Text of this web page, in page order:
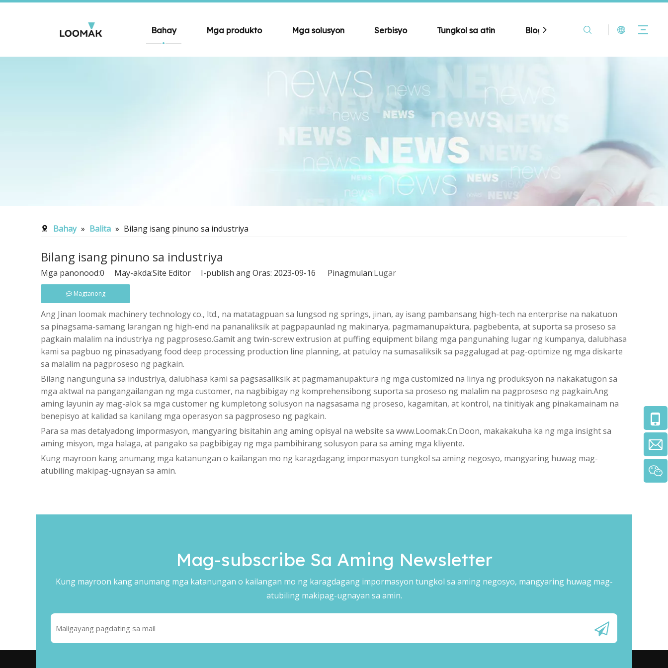
Bahay Mga produkto Mga solusyon Serbisyo Tungkol sa atin Blog Makipag-ugnayan sa
Bahay » Balita » Bilang isang pinuno sa industriya
Bilang isang pinuno sa industriya
Mga panonood:0 May-akda:Site Editor I-publish ang Oras: 2023-09-16 Pinagmulan:Lugar
Magtanong
Ang Jinan loomak machinery technology co., ltd., na matatagpuan sa lungsod ng springs, jinan, ay isang pambansang high-tech na enterprise na nakatuon
sa pinagsama-samang larangan ng high-end na pananaliksik at pagpapaunlad ng makinarya, pagmamanupaktura, pagbebenta, at suporta sa proseso sa
pagkain malalim na industriya ng pagproseso.Gamit ang twin-screw extrusion at puffing equipment bilang mga pangunahing lugar ng kumpanya, dalubhasa
kami sa pagbuo ng pinasadyang food deep processing production line planning, at patuloy na sumasaliksik sa paggalugad at pag-optimize ng mga diskarte
sa malalim na pagproseso ng pagkain.
Bilang nangunguna sa industriya, dalubhasa kami sa pagsasaliksik at pagmamanupaktura ng mga customized na linya ng produksyon na nakakatugon sa
mga aktwal na pangangailangan ng mga customer, na nagbibigay ng komprehensibong suporta sa proseso ng malalim na pagproseso ng pagkain.Ang
aming layunin ay mag-alok sa mga customer ng kumpletong solusyon na nagsasama ng proseso, kagamitan, at kontrol, na tinitiyak ang pinakamainam na
benepisyo at kalidad sa kanilang mga operasyon sa pagproseso ng pagkain.
Para sa mas detalyadong impormasyon, mangyaring bisitahin ang aming opisyal na website sa www.Loomak.Cn.Doon, makakakuha ka ng mga insight sa
aming misyon, mga halaga, at pangako sa pagbibigay ng mga pambihirang solusyon para sa aming mga kliyente.
Kung mayroon kang anumang mga katanungan o kailangan mo ng karagdagang impormasyon tungkol sa aming negosyo, mangyaring huwag mag-
atubiling makipag-ugnayan sa amin.
Mag-subscribe Sa Aming Newsletter
Kung mayroon kang anumang mga katanungan o kailangan mo ng karagdagang impormasyon tungkol sa aming negosyo, mangyaring huwag mag-
atubiling makipag-ugnayan sa amin.